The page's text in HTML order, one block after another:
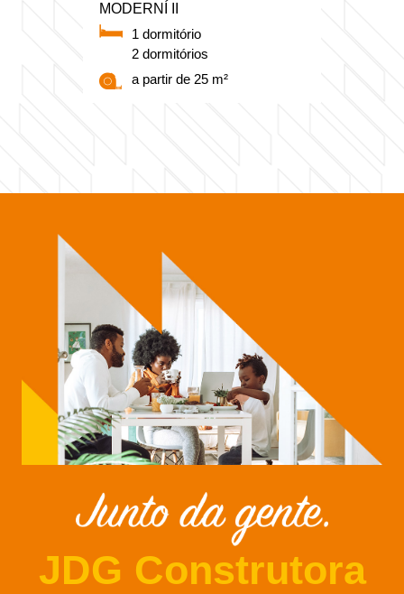
MODERNÍ II
1 dormitório
2 dormitórios
a partir de 25 m²
JDG Construtora